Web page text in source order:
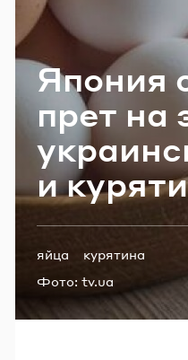
Япо­ния
прет на
и
Теги:
яйца
курятина
Фото: tv.ua
Email
Пароль